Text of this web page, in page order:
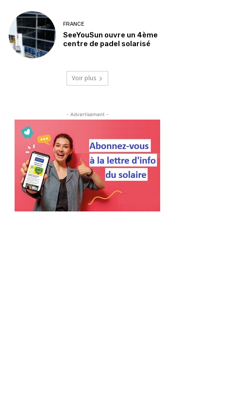
FRANCE
SeeYouSun ouvre un 4ème
centre de padel solarisé
Voir plus
- Advertisement -